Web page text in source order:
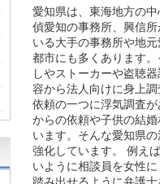
愛知県は、東海地方の
偵愛知の事務所、興信
いる大手の事務所や地
都市にも多くあります
しやストーカーや盗聴
容から法人向けに身上
依頼の一つに浮気調査
からの依頼や子供の結
います。そんな愛知県
強化しています。 例え
いように相談員を女性